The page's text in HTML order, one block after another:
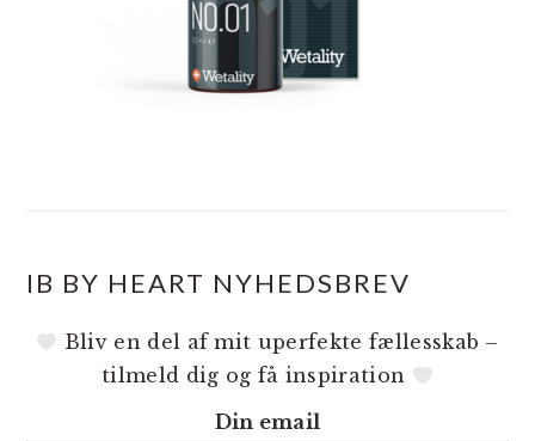
IB BY HEART NYHEDSBREV
Bliv en del af mit uperfekte fællesskab –
tilmeld dig og få inspiration
Din email